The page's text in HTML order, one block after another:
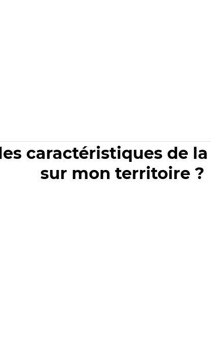
caractéristiques de
sur mon territoire ?